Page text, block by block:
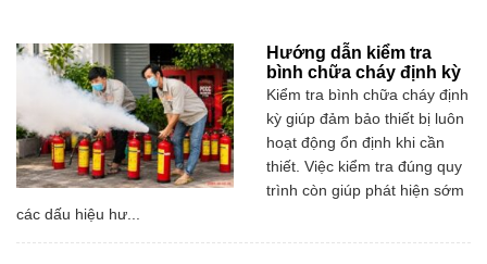
Hướng dẫn kiểm tra
bình chữa cháy định kỳ
Kiểm tra bình chữa cháy định
kỳ giúp đảm bảo thiết bị luôn
hoạt động ổn định khi cần
thiết. Việc kiểm tra đúng quy
trình còn giúp phát hiện sớm
các dấu hiệu hư...